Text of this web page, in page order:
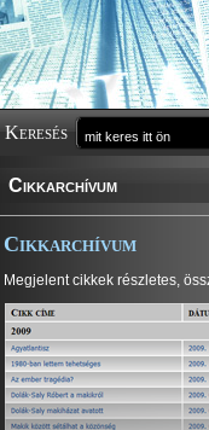
Keresés
Cikkarchívum
Cikkarchívum
Megjelent cikkek részletes,